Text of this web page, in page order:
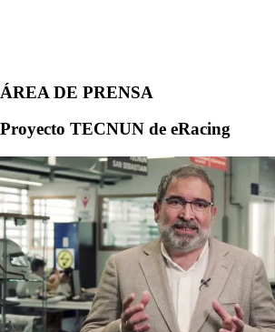
ÁREA DE PRENSA
Proyecto TECNUN de eRacing